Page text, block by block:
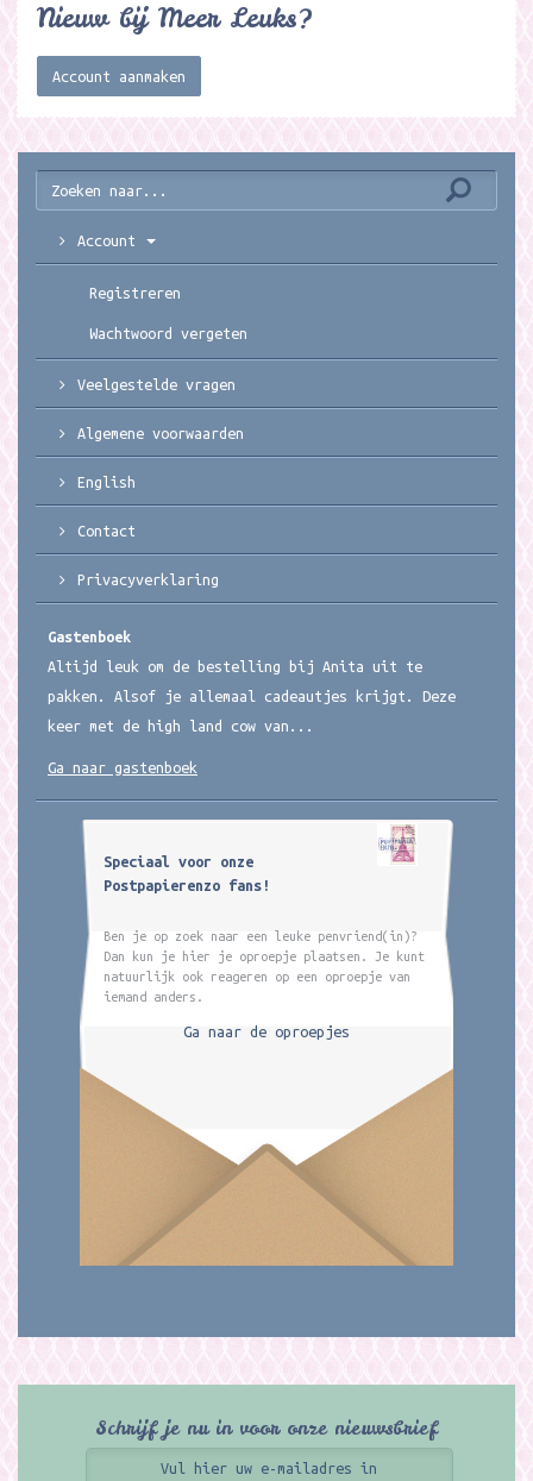
Nieuw bij Meer Leuks?
Account aanmaken
Account
Registreren
Wachtwoord vergeten
Veelgestelde vragen
Algemene voorwaarden
English
Contact
Privacyverklaring
Gastenboek
Altijd leuk om de bestelling bij Anita uit te
pakken. Alsof je allemaal cadeautjes krijgt. Deze
keer met de high land cow van...
Ga naar gastenboek
Speciaal voor onze
Postpapierenzo fans!
Ben je op zoek naar een leuke penvriend(in)?
Dan kun je hier je oproepje plaatsen. Je kunt
natuurlijk ook reageren op een oproepje van
iemand anders.
Ga naar de oproepjes
Schrijf je nu in voor onze nieuwsbrief